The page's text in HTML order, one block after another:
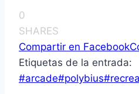
0
SHARES
Compartir en Facebook
Etiquetas de la entrada:
#arcade#polybius#